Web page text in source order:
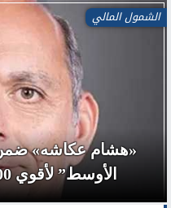
الشمول المالي
«هشام عكاشه»
الأوسط” لأقوي 100 رئيس تنفيذي في...